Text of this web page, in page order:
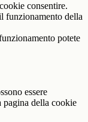
consentire.
funzionamento della
potete
essere
pagina della cookie